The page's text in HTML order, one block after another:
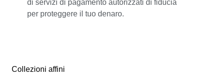
di servizi di pagamento autorizzati di fiducia
per proteggere il tuo denaro.
Collezioni affini